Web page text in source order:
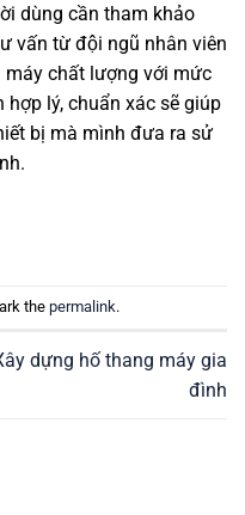
dùng cần tham khảo
vấn từ đội ngũ nhân viên
chất lượng với mức
lý, chuẩn xác sẽ giúp
bị mà mình đưa ra sử
the permalink.
dựng hố thang máy gia
đình